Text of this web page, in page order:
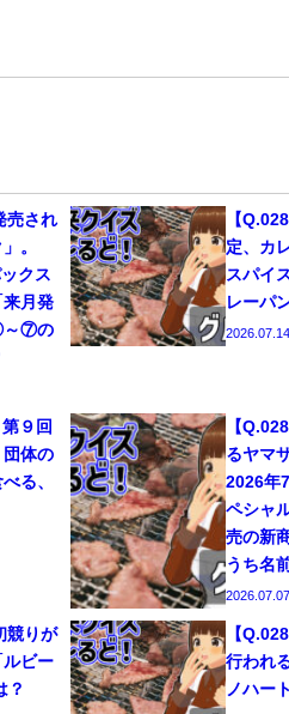
売され
。
クス
来月発
～⑦の
【
定、カ
スパイ
レーパ
2026.07.14
９回
団体の
る、
【
るヤマ
2026年
ペシャ
売の新
うち名
2026.07.07
競りが
ルビー
？
【
行われ
ノハー